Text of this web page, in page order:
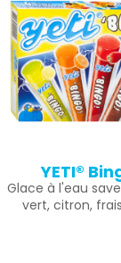
YETI®
Glace à l'eau
vert, citron,